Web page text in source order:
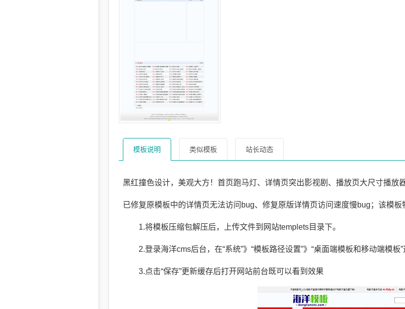
模板说明 类似模板 站长动态
黑红撞色设计，美观大方！首页跑马灯、详情页突出影视剧、播放页大尺寸播放
已修复原模板中的详情页无法访问bug、修复原版详情页访问速度慢bug；该模
1.将模板压缩包解压后，上传文件到网站templets目录下。
2.登录海洋cms后台，在“系统”》“模板路径设置”》“桌面端模板和移动端模板
3.点击“保存”更新缓存后打开网站前台既可以看到效果